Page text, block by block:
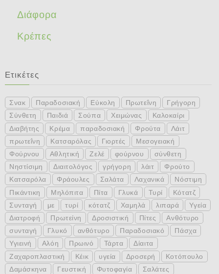
Διάφορα
Κρέπες
Ετικέτες
Σνακ Παραδοσιακή Εύκολη Πρωτεΐνη
Γρήγορη
Σύνθετη
Παιδιά Σούπα Χειμώνας
Καλοκαίρι
Διαβήτης
Κρέμα παραδοσιακή Φρούτα
Λάιτ
πρωτεΐνη
Κατσαρόλας Γιορτές
Μεσογειακή
Φούρνου
Αθλητική Ζελέ φούρνου
σύνθετη
Νηστίσιμη
Διαιτολόγος γρήγορη λάιτ
Φρούτο
Κατσαρόλα
Φράουλες Σαλάτα Λαχανικά
Νόστιμη
Πικάντικη
Μηλόπιτα Πίτα Γλυκά Τυρί
Κότατζ
Συνταγή
με τυρί κότατζ Χαμηλά λιπαρά
Υγεία
Διατροφή
Πρωτείνη Δροσιστική Πίτες
Ανθότυρο
συνταγή
Γλυκό ανθότυρο Παραδοσιακό
Πάσχα
Υγιεινή
Αλόη Πρωινό Τάρτα
Δίαιτα
Ζαχαροπλαστική
Κέικ υγεία Δροσερή
Κοτόπουλο
Δαμάσκηνα
Γευστική Φυτοφαγία Σαλάτες